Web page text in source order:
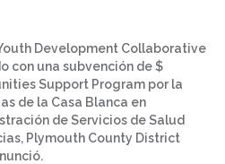
Development Collaborative
con una subvención de $
Support Program por la
de la Casa Blanca en
de Servicios de Salud
Plymouth County District